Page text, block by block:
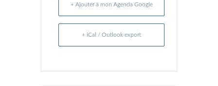
+ Ajouter à mon Agenda Google
+ iCal / Outlook export